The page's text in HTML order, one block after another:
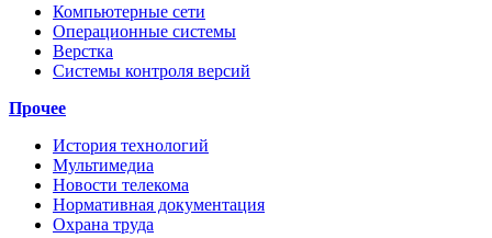
Компьютерные сети
Операционные системы
Верстка
Системы контроля версий
Прочее
История технологий
Мультимедиа
Новости телекома
Нормативная документация
Охрана труда